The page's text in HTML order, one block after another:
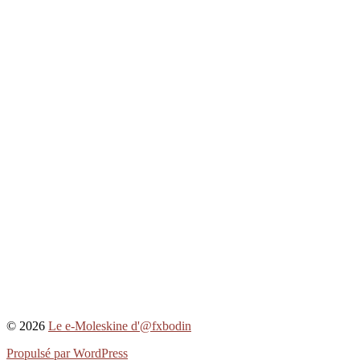
© 2026 Le e-Moleskine d'@fxbodin
Propulsé par WordPress